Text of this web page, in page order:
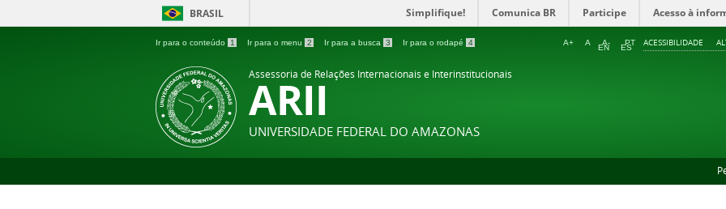
BRASIL Simplifique! Comunica BR Participe Acesso à
Ir para o conteúdo 1 Ir para o menu 2 Ir para a busca 3 Ir para o rodapé 4 ACESSIBILIDADE
A+ A A- PT
EN ES
Assessoria de Relações Internacionais e Interinstitucionais
ARII
UNIVERSIDADE FEDERAL DO AMAZONAS